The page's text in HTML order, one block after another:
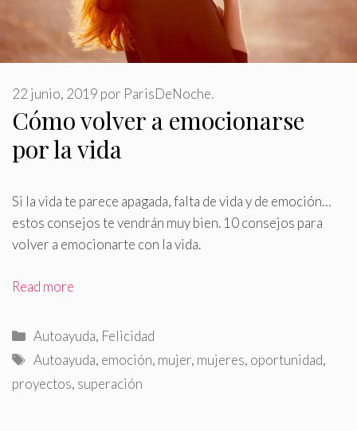
Cómo volver a emocionarse
por la vida
22 junio, 2019 por ParisDeNoche.
Si la vida te parece apagada, falta de vida y de emoción…
estos consejos te vendrán muy bien. 10 consejos para
volver a emocionarte con la vida.
Read more
Categorías
Autoayuda, Felicidad
Etiquetas
Autoayuda, emoción, mujer, mujeres, oportunidad,
proyectos, superación